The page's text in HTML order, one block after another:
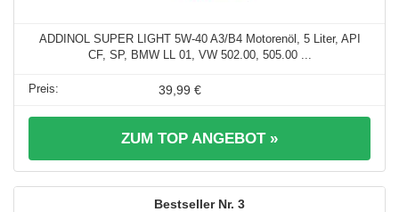
ADDINOL SUPER LIGHT 5W-40 A3/B4 Motorenöl, 5 Liter, API
CF, SP, BMW LL 01, VW 502.00, 505.00 ...
39,99 €
ZUM TOP ANGEBOT »
3